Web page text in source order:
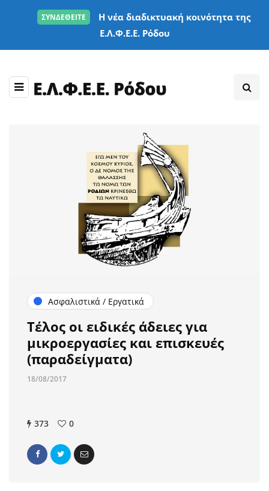
ΣΥΝΔΕΘΕΙΤΕ
Η νέα διαδικτυακή κοινότητα της
Ε.Λ.Φ.Ε.Ε. Ρόδου
Ασφαλιστικά / Εργατικά
Τέλος οι ειδικές άδειες για
μικροεργασίες και επισκευές
(παραδείγματα)
18/08/2017
373 0